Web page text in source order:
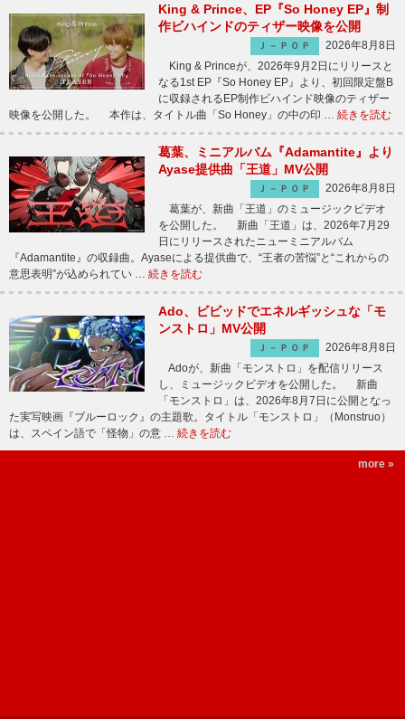
King & Prince、EP『So Honey EP』制
作ビハインドのティザー映像を公開
Ｊ－ＰＯＰ
2026年8月8日
King & Princeが、2026年9月2日にリリースと
なる1st EP『So Honey EP』より、初回限定盤B
に収録されるEP制作ビハインド映像のティザー
映像を公開した。 本作は、タイトル曲「So Honey」の中の印 … 続きを読む
葛葉、ミニアルバム『Adamantite』より
Ayase提供曲「王道」MV公開
Ｊ－ＰＯＰ
2026年8月8日
葛葉が、新曲「王道」のミュージックビデオ
を公開した。 新曲「王道」は、2026年7月29
日にリリースされたニューミニアルバム
『Adamantite』の収録曲。Ayaseによる提供曲で、“王者の苦悩”と“これからの
意思表明”が込められてい … 続きを読む
Ado、ビビッドでエネルギッシュな「モ
ンストロ」MV公開
Ｊ－ＰＯＰ
2026年8月8日
Adoが、新曲「モンストロ」を配信リリース
し、ミュージックビデオを公開した。 新曲
「モンストロ」は、2026年8月7日に公開となっ
た実写映画『ブルーロック』の主題歌。タイトル「モンストロ」（Monstruo）
は、スペイン語で「怪物」の意 … 続きを読む
more »